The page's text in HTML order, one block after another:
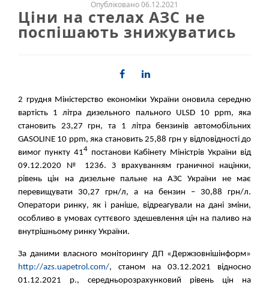
Опубліковано 06.12.2021
Ціни на стелах АЗС не
поспішають знижуватись
2 грудня Міністерство економіки України оновила середню
вартість 1 літра дизельного пального ULSD 10 ppm, яка
становить 23,27 грн, та 1 літра бензинів автомобільних
GASOLINE 10 ppm, яка становить 25,88 грн у відповідності до
вимог пункту 414постанови Кабінету Міністрів України від
09.12.2020 № 1236. З врахуванням граничної націнки,
рівень цін на дизельне пальне на АЗС України не має
перевищувати 30,27 грн/л, а на бензин – 30,88 грн/л.
Оператори ринку, як і раніше, відреагували на дані зміни,
особливо в умовах суттєвого здешевлення цін на паливо на
внутрішньому ринку України.
За даними власного моніторингу ДП «Держзовнішінформ»
http://azs.uapetrol.com/, станом на 03.12.2021 відносно
01.12.2021 р., середньорозрахунковий рівень цін на